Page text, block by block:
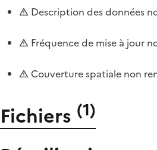
Description des données
Fréquence de mise à jour
Couverture spatiale non
Fichiers (1)